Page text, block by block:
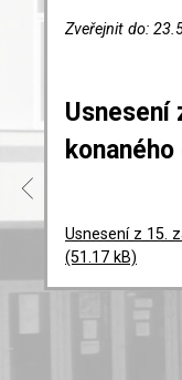
Zveřejnit do:
Usnesení
Usnesení z 15.
(51.17 kB)